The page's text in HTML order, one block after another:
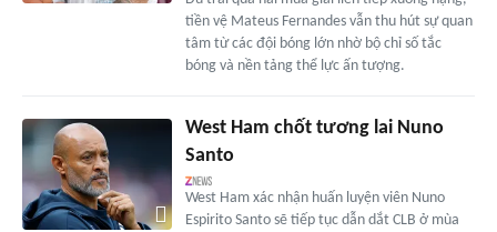
tiền vệ Mateus Fernandes vẫn thu hút sự quan
tâm từ các đội bóng lớn nhờ bộ chỉ số tắc
bóng và nền tảng thể lực ấn tượng.
West Ham chốt tương lai Nuno
Santo
West Ham xác nhận huấn luyện viên Nuno
Espirito Santo sẽ tiếp tục dẫn dắt CLB ở mùa